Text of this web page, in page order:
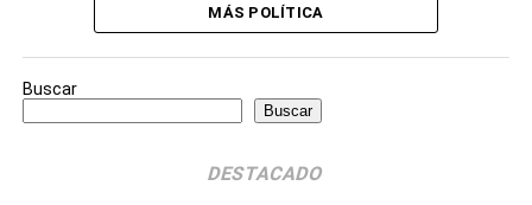
MÁS POLÍTICA
Buscar
Buscar
DESTACADO